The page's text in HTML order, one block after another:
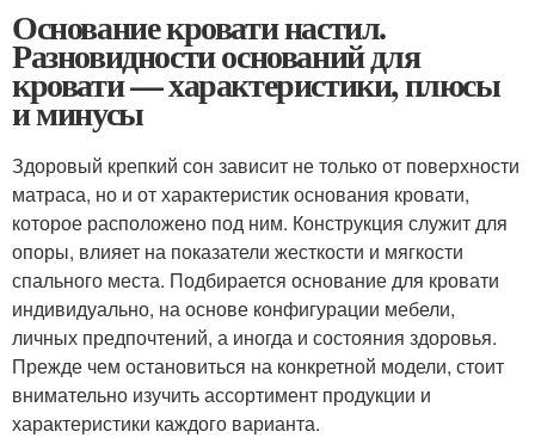
Основание кровати настил.
Разновидности оснований для
кровати — характеристики, плюсы
и минусы
Здоровый крепкий сон зависит не только от поверхности
матраса, но и от характеристик основания кровати,
которое расположено под ним. Конструкция служит для
опоры, влияет на показатели жесткости и мягкости
спального места. Подбирается основание для кровати
индивидуально, на основе конфигурации мебели,
личных предпочтений, а иногда и состояния здоровья.
Прежде чем остановиться на конкретной модели, стоит
внимательно изучить ассортимент продукции и
характеристики каждого варианта.